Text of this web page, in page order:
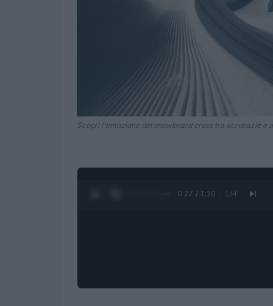
Scopri l'emozione del snowboard cross tra acrobazie e
0:28 / 1:20 1 /4